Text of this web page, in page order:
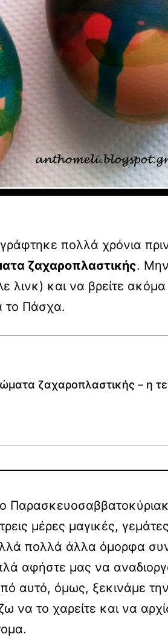
πολλά χρόνια
ζαχαροπλαστικής. Μην
λινκ) και να βρείτε
το Πάσχα.
ζαχαροπλαστικής – η
μέρες μαγικές,
πολλά άλλα όμορφα
αφήστε μας να
αυτό, όμως, ξεκινάμε
να το χαρείτε και να